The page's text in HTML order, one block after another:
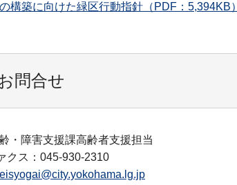
構築に向けた緑区行動指針（PDF：5,394KB）
問合せ
・障害支援課高齢者支援担当
クス：045-930-2310